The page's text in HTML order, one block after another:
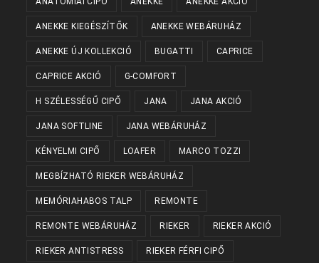
ANEKKE KIEGÉSZÍTŐK ANEKKE WEBÁRUHÁZ
ANEKKE ÚJ KOLLEKCIÓ BUGATTI CAPRICE
CAPRICE AKCIÓ G-COMFORT
H SZÉLESSÉGŰ CIPŐ JANA JANA AKCIÓ
JANA SOFTLINE JANA WEBÁRUHÁZ
KÉNYELMI CIPŐ LOAFER MARCO TOZZI
MEGBÍZHATÓ RIEKER WEBÁRUHÁZ
MEMÓRIAHABOS TALP REMONTE
REMONTE WEBÁRUHÁZ RIEKER RIEKER AKCIÓ
RIEKER ANTISTRESS RIEKER FÉRFI CIPŐ